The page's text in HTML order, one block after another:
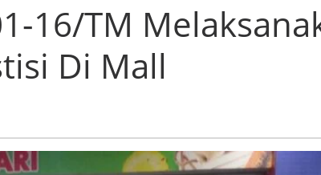
16/TM
Di Mall